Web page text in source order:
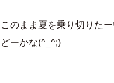
このまま夏を乗り切りた
どーかな(^_^;)